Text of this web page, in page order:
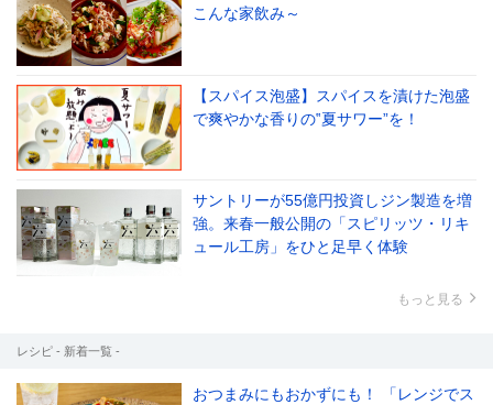
こんな家飲み～
【スパイス泡盛】スパイスを漬けた泡盛
で爽やかな香りの‟夏サワー”を！
サントリーが55億円投資しジン製造を増
強。来春一般公開の「スピリッツ・リキ
ュール工房」をひと足早く体験
もっと見る
レシピ - 新着一覧 -
おつまみにもおかずにも！ 「レンジでス